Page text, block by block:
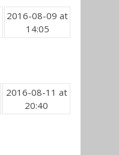
2016-08-09 at
14:05
2016-08-11 at
20:40